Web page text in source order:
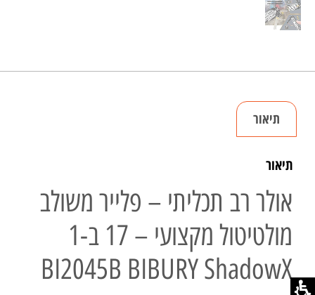
תיאור
תיאור
אולר רב תכליתי – פלייר משולב
מולטיטול מקצועי – 17 ב-1
BI2045B BIBURY ShadowX